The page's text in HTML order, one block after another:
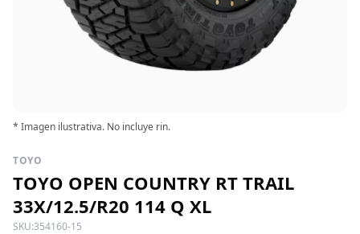
* Imagen ilustrativa. No incluye rin.
TOYO
TOYO OPEN COUNTRY RT TRAIL
33X/12.5/R20 114 Q XL
SKU:354160-15